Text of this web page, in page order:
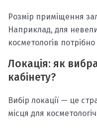
Розмір приміщення
Наприклад, для
косметологів
Локація: як
кабінету?
Вибір локації — це
місця для